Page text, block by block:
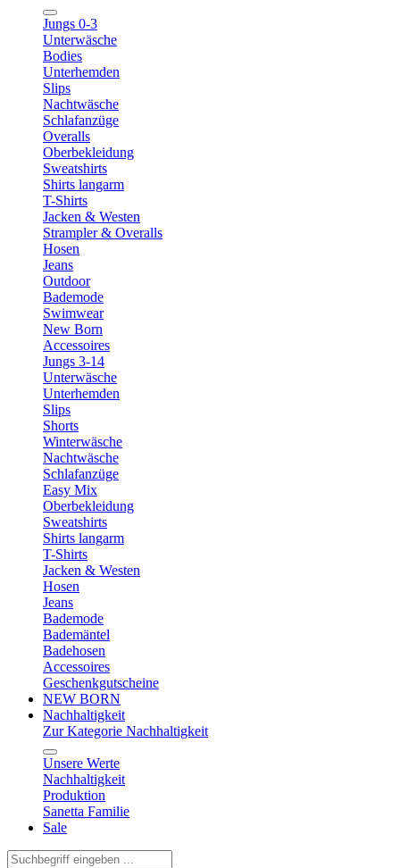
Jungs 0-3
Unterwäsche
Bodies
Unterhemden
Slips
Nachtwäsche
Schlafanzüge
Overalls
Oberbekleidung
Sweatshirts
Shirts langarm
T-Shirts
Jacken & Westen
Strampler & Overalls
Hosen
Jeans
Outdoor
Bademode
Swimwear
New Born
Accessoires
Jungs 3-14
Unterwäsche
Unterhemden
Slips
Shorts
Winterwäsche
Nachtwäsche
Schlafanzüge
Easy Mix
Oberbekleidung
Sweatshirts
Shirts langarm
T-Shirts
Jacken & Westen
Hosen
Jeans
Bademode
Bademäntel
Badehosen
Accessoires
Geschenkgutscheine
NEW BORN
Nachhaltigkeit
Zur Kategorie Nachhaltigkeit
Unsere Werte
Nachhaltigkeit
Produktion
Sanetta Familie
Sale